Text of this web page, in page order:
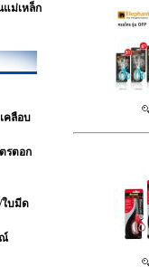
แม่เหล็ก
คลือบ
รตอก
บมีด
ณ์